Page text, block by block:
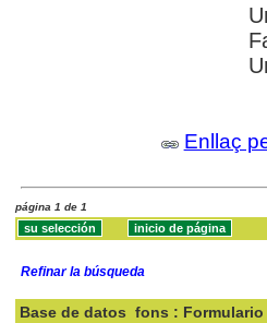
Enllaç
página 1 de 1
Refinar la búsqueda
Base de datos fons : Formulario